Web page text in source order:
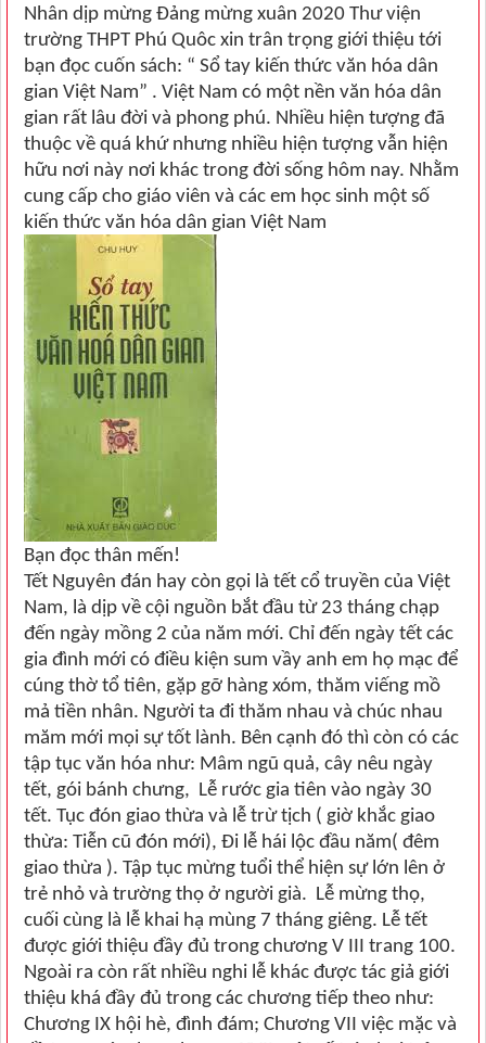
Nhân dịp mừng Đảng mừng xuân 2020 Thư viện
trường THPT Phú Quôc xin trân trọng giới thiệu tới
bạn đọc cuốn sách: “ Sổ tay kiến thức văn hóa dân
gian Việt Nam” . Việt Nam có một nền văn hóa dân
gian rất lâu đời và phong phú. Nhiều hiện tượng đã
thuộc về quá khứ nhưng nhiều hiện tượng vẫn hiện
hữu nơi này nơi khác trong đời sống hôm nay. Nhằm
cung cấp cho giáo viên và các em học sinh một số
kiến thức văn hóa dân gian Việt Nam
Bạn đọc thân mến!
Tết Nguyên đán hay còn gọi là tết cổ truyền của Việt
Nam, là dịp về cội nguồn bắt đầu từ 23 tháng chạp
đến ngày mồng 2 của năm mới. Chỉ đến ngày tết các
gia đình mới có điều kiện sum vầy anh em họ mạc để
cúng thờ tổ tiên, gặp gỡ hàng xóm, thăm viếng mồ
mả tiền nhân. Người ta đi thăm nhau và chúc nhau
măm mới mọi sự tốt lành. Bên cạnh đó thì còn có các
tập tục văn hóa như: Mâm ngũ quả, cây nêu ngày
tết, gói bánh chưng, Lễ rước gia tiên vào ngày 30
tết. Tục đón giao thừa và lễ trừ tịch ( giờ khắc giao
thừa: Tiễn cũ đón mới), Đi lễ hái lộc đầu năm( đêm
giao thừa ). Tập tục mừng tuổi thể hiện sự lớn lên ở
trẻ nhỏ và trường thọ ở người già. Lễ mừng thọ,
cuối cùng là lễ khai hạ mùng 7 tháng giêng. Lễ tết
được giới thiệu đầy đủ trong chương V III trang 100.
Ngoài ra còn rất nhiều nghi lễ khác được tác giả giới
thiệu khá đầy đủ trong các chương tiếp theo như:
Chương IX hội hè, đình đám; Chương VII việc mặc và